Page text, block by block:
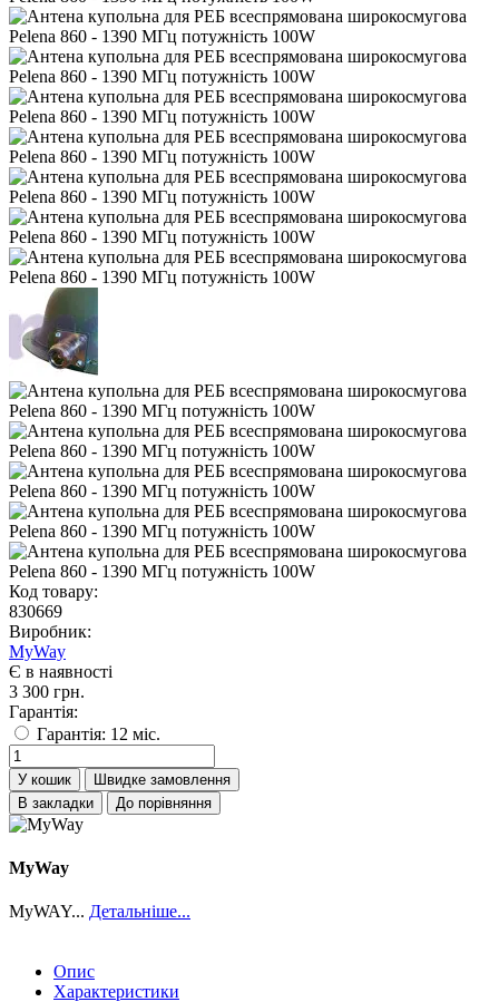
Код товару:
830669
Виробник:
MyWay
Є в наявності
3 300 грн.
Гарантія:
Гарантія: 12 міс.
У кошик
Швидке замовлення
В закладки
До порівняння
MyWay
MyWAY... Детальніше...
Опис
Характеристики